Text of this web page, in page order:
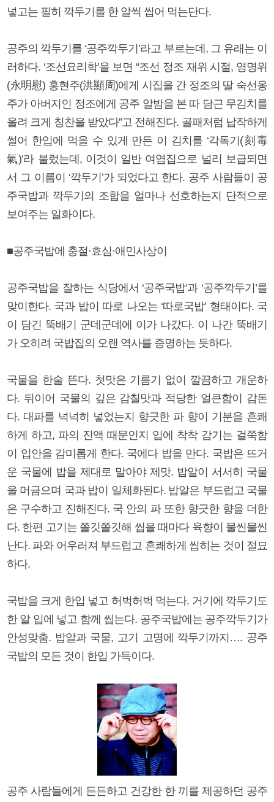
넣고는 필히 깍두기를 한 알씩 씹어 먹는단다.
공주의 깍두기를 ‘공주깍두기’라고 부르는데, 그 유래는 이
러하다. ‘조선요리학’을 보면 “조선 정조 재위 시절, 영명위
(永明慰) 홍현주(洪顯周)에게 시집을 간 정조의 딸 숙선옹
주가 아버지인 정조에게 공주 알밤을 본 따 담근 무김치를
올려 크게 칭찬을 받았다”고 전해진다. 골패처럼 납작하게
썰어 한입에 먹을 수 있게 만든 이 김치를 ‘각독기(刻毒
氣)’라 불렀는데, 이것이 일반 여염집으로 널리 보급되면
서 그 이름이 ‘깍두기’가 되었다고 한다. 공주 사람들이 공
주국밥과 깍두기의 조합을 얼마나 선호하는지 단적으로
보여주는 일화이다.
■공주국밥에 충절·효심·애민사상이
공주국밥을 잘하는 식당에서 ‘공주국밥’과 ‘공주깍두기’를
맞이한다. 국과 밥이 따로 나오는 ‘따로국밥’ 형태이다. 국
이 담긴 뚝배기 군데군데에 이가 나갔다. 이 나간 뚝배기
가 오히려 국밥집의 오랜 역사를 증명하는 듯하다.
국물을 한술 뜬다. 첫맛은 기름기 없이 깔끔하고 개운하
다. 뒤이어 국물의 깊은 감칠맛과 적당한 얼큰함이 감돈
다. 대파를 넉넉히 넣었는지 향긋한 파 향이 기분을 흔쾌
하게 하고, 파의 진액 때문인지 입에 착착 감기는 걸쭉함
이 입안을 감미롭게 한다. 국에다 밥을 만다. 국밥은 뜨거
운 국물에 밥을 제대로 말아야 제맛. 밥알이 서서히 국물
을 머금으며 국과 밥이 일체화된다. 밥알은 부드럽고 국물
은 구수하고 진해진다. 국 안의 파 또한 향긋한 향을 더한
다. 한편 고기는 쫄깃쫄깃해 씹을 때마다 육향이 물씬물씬
난다. 파와 어우러져 부드럽고 흔쾌하게 씹히는 것이 절묘
하다.
국밥을 크게 한입 넣고 허벅허벅 먹는다. 거기에 깍두기도
한 알 입에 넣고 함께 씹는다. 공주국밥에는 공주깍두기가
안성맞춤. 밥알과 국물, 고기 고명에 깍두기까지…. 공주
국밥의 모든 것이 한입 가득이다.
공주 사람들에게 든든하고 건강한 한 끼를 제공하던 공주